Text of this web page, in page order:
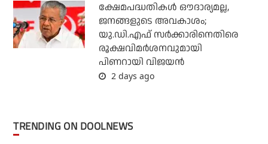
ക്ഷേമപദ്ധതികള്‍ ഔദാര്യമല്ല,
ജനങ്ങളുടെ അവകാശം;
യു.ഡി.എഫ് സര്‍ക്കാരിനെതിരെ
രൂക്ഷവിമര്‍ശനവുമായി
പിണറായി വിജയന്‍
2 days ago
TRENDING ON DOOLNEWS